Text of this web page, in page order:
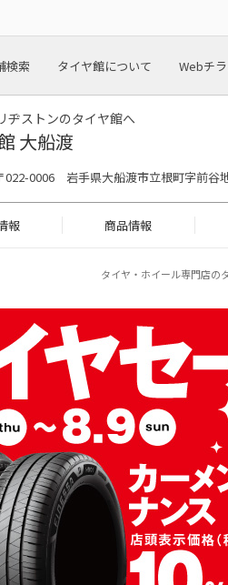
検索 タイヤ館について Webチ
ヂストンのタイヤ館へ
大船渡
022-0006 岩手県大船渡市立根町字前谷
報 商品情報
タイヤ・ホイール専門店の